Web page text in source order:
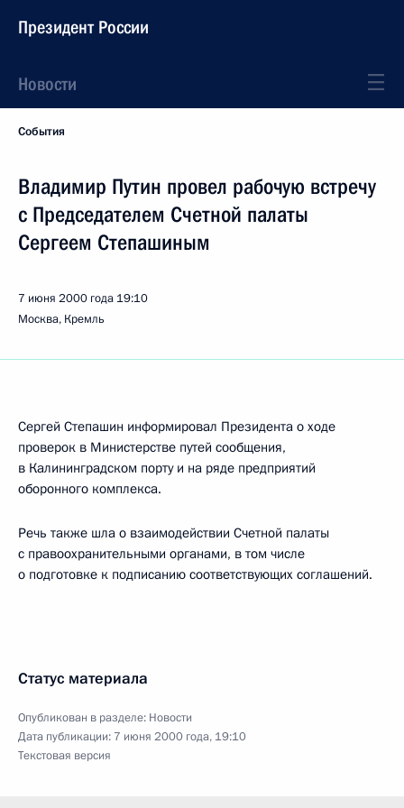
Президент России
Новости
События
Владимир Путин провел рабочую встречу
с Председателем Счетной палаты
Сергеем Степашиным
7 июня 2000 года 19:10
Москва, Кремль
Сергей Степашин информировал Президента о ходе
проверок в Министерстве путей сообщения,
в Калининградском порту и на ряде предприятий
оборонного комплекса.
Речь также шла о взаимодействии Счетной палаты
с правоохранительными органами, в том числе
о подготовке к подписанию соответствующих соглашений.
Статус материала
Опубликован в разделе: Новости
Дата публикации: 7 июня 2000 года, 19:10
Текстовая версия